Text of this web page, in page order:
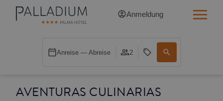
AVENTURAS CULINARIAS
Anmeldung
Anreise — Abreise 2
SINGLE BALCONY CATHEDRAL